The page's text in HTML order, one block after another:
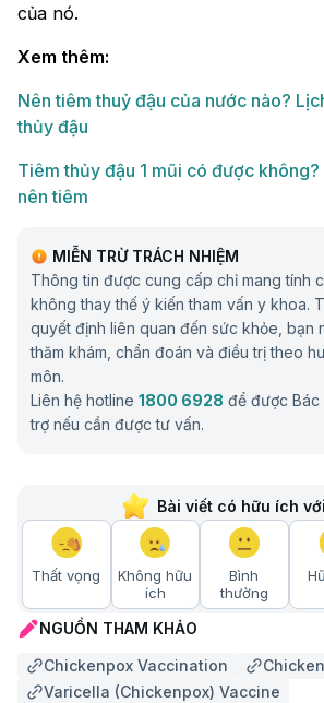
của nó.
Xem thêm:
Nên tiêm thuỷ đậu của nước nào?
thủy đậu
Tiêm thủy đậu 1 mũi có được
nên tiêm
MIỄN TRỪ TRÁCH NHIỆM
Thông tin được cung cấp chỉ mang tính
không thay thế ý kiến tham vấn y khoa.
quyết định liên quan đến sức khỏe, bạn
thăm khám, chẩn đoán và điều trị theo
môn.
Liên hệ hotline 1800 6928 để được Bác
trợ nếu cần được tư vấn.
Bài viết có hữu ích
Thất vọng
Không hữu
ích
Bình
thường
NGUỒN THAM KHẢO
Chickenpox Vaccination
Varicella (Chickenpox) Vaccine